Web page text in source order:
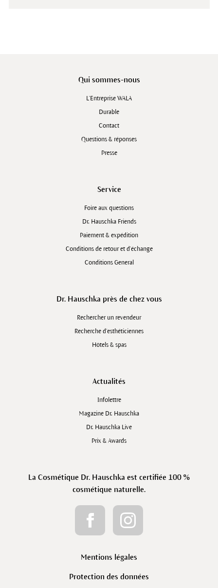
Qui sommes-nous
L'Entreprise WALA
Durable
Contact
Questions & réponses
Presse
Service
Foire aux questions
Dr. Hauschka Friends
Paiement & expédition
Conditions de retour et d'échange
Conditions General
Dr. Hauschka près de chez vous
Rechercher un revendeur
Recherche d’esthéticiennes
Hôtels & spas
Actualités
Infolettre
Magazine Dr. Hauschka
Dr. Hauschka Live
Prix & Awards
La Cosmétique Dr. Hauschka est certifiée 100 %
cosmétique naturelle.
Mentions légales
Protection des données